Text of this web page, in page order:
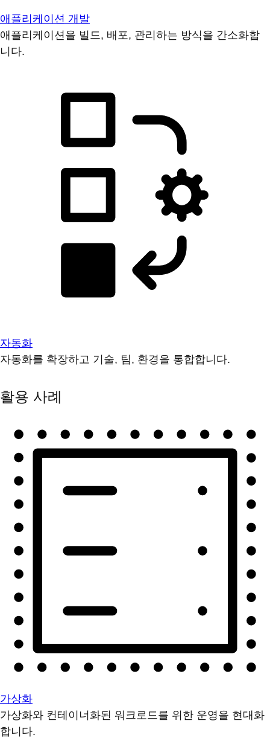
애플리케이션 개발
애플리케이션을 빌드, 배포, 관리하는 방식을 간소화합
니다.
자동화
자동화를 확장하고 기술, 팀, 환경을 통합합니다.
활용 사례
가상화
가상화와 컨테이너화된 워크로드를 위한 운영을 현대화
합니다.